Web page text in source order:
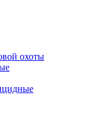
охоты